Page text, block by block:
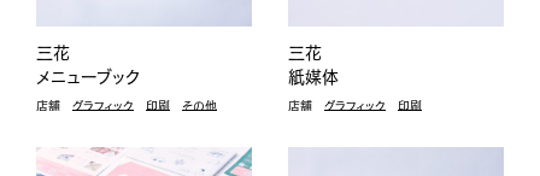
三花
メニューブック
店舗 グラフィック 印刷 その他
三花
紙媒体
店舗 グラフィック 印刷